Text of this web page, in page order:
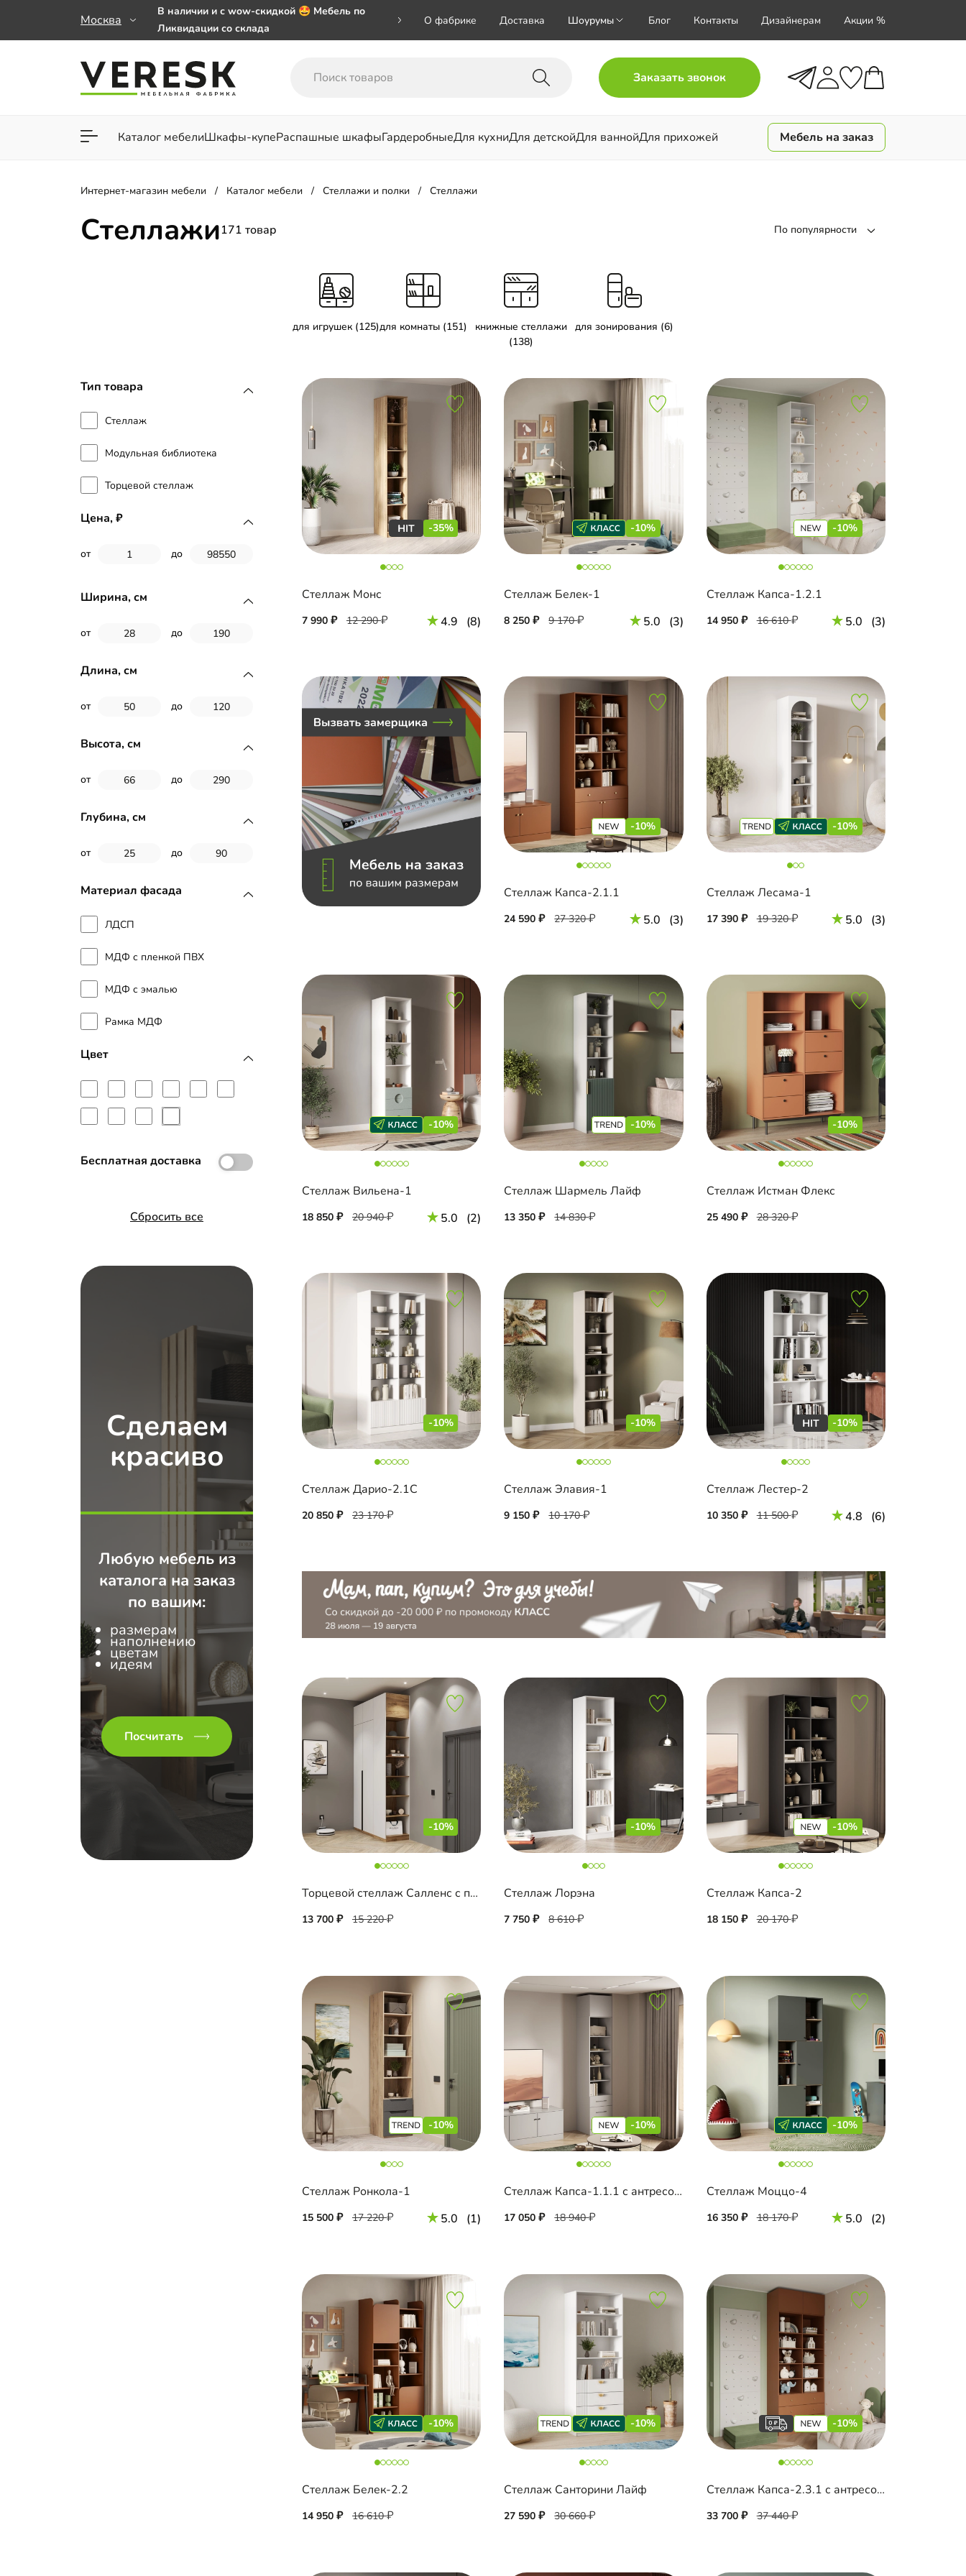
Москва
В наличии и с wow-скидкой 🤩 Мебель по
Ликвидации со склада
заказе от 50 000 ₽
Важно! Наш Whatsapp переехал на номер
О фабрике Доставка Шоурумы Блог Контакты Дизайнерам Акции %
Заказать звонок
Каталог мебелиШкафы-купеРаспашные шкафыГардеробныеДля кухниДля детскойДля ваннойДля прихожей
Для гостиной Для спальни
Мебель на заказ
Интернет-магазин мебели Каталог мебели Стеллажи и полки Стеллажи
Стеллажи171 товар По популярности
для игрушек (125)для комнаты (151)
книжные стеллажи
(138)
для зонирования (6)
Тип товара
Стеллаж
Модульная библиотека
Торцевой стеллаж
Цена,
от до
Ширина, см
от до
Длина, см
от до
Высота, см
от до
Глубина, см
от до
Материал фасада
ЛДСП
МДФ с пленкой ПВХ
МДФ с эмалью
Рамка МДФ
Цвет
Бесплатная доставка
Сбросить все
Сделаем
красиво
Любую мебель из
каталога на заказ
по вашим:
размерам
наполнению
цветам
идеям
Посчитать
-35%
Стеллаж Монс
7 990 12 290 4.9 (8)
-10%
Стеллаж Белек-1
8 250 9 170 5.0 (3)
-10%
Стеллаж Капса-1.2.1
14 950 16 610 5.0 (3)
-10%
Стеллаж Капса-2.1.1
24 590 27 320 5.0 (3)
-10%
Стеллаж Лесама-1
17 390 19 320 5.0 (3)
-10%
Стеллаж Вильена-1
18 850 20 940 5.0 (2)
-10%
Стеллаж Шармель Лайф
13 350 14 830
-10%
Стеллаж Истман Флекс
25 490 28 320
-10%
Стеллаж Дарио-2.1С
20 850 23 170
-10%
Стеллаж Элавия-1
9 150 10 170
-10%
Стеллаж Лестер-2
10 350 11 500 4.8 (6)
-10%
Торцевой стеллаж Салленс с полками и антресолью
13 700 15 220
-10%
Стеллаж Лорэна
7 750 8 610
-10%
Стеллаж Капса-2
18 150 20 170
-10%
Стеллаж Ронкола-1
15 500 17 220 5.0 (1)
-10%
Стеллаж Капса-1.1.1 с антресолью
17 050 18 940
-10%
Стеллаж Моццо-4
16 350 18 170 5.0 (2)
-10%
Стеллаж Белек-2.2
14 950 16 610
-10%
Стеллаж Санторини Лайф
27 590 30 660
-10%
Стеллаж Капса-2.3.1 с антресолью
33 700 37 440